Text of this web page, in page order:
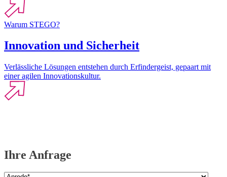
Warum STEGO?
Innovation und Sicherheit
Verlässliche Lösungen entstehen durch Erfindergeist, gepaart mit
einer agilen Innovationskultur.
Ihre Anfrage